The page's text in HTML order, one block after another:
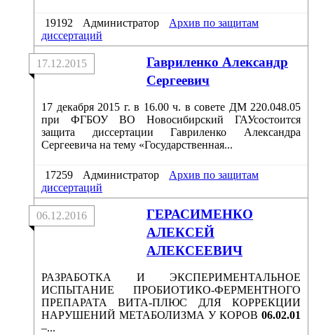
19192 Администратор
Архив по защитам
диссертаций
Гавриленко Александр
Сергеевич
17.12.2015
17 декабря 2015 г. в 16.00 ч. в совете ДМ 220.048.05
при ФГБОУ ВО Новосибирский ГАУсостоится
защита диссертации Гавриленко Александра
Сергеевича на тему «Государственная...
17259 Администратор
Архив по защитам
диссертаций
ГЕРАСИМЕНКО
АЛЕКСЕЙ
АЛЕКСЕЕВИЧ
06.12.2016
РАЗРАБОТКА И ЭКСПЕРИМЕНТАЛЬНОЕ
ИСПЫТАНИЕ ПРОБИОТИКО-ФЕРМЕНТНОГО
ПРЕПАРАТА ВИТА-ПЛЮС ДЛЯ КОРРЕКЦИИ
НАРУШЕНИЙ МЕТАБОЛИЗМА У КОРОВ 06.02.01
–...